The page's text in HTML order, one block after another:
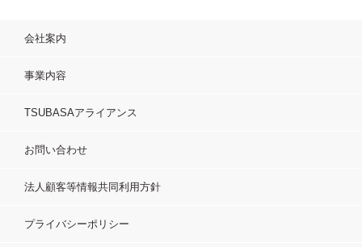
会社案内
事業内容
TSUBASAアライアンス
お問い合わせ
法人顧客等情報共同利用方針
プライバシーポリシー